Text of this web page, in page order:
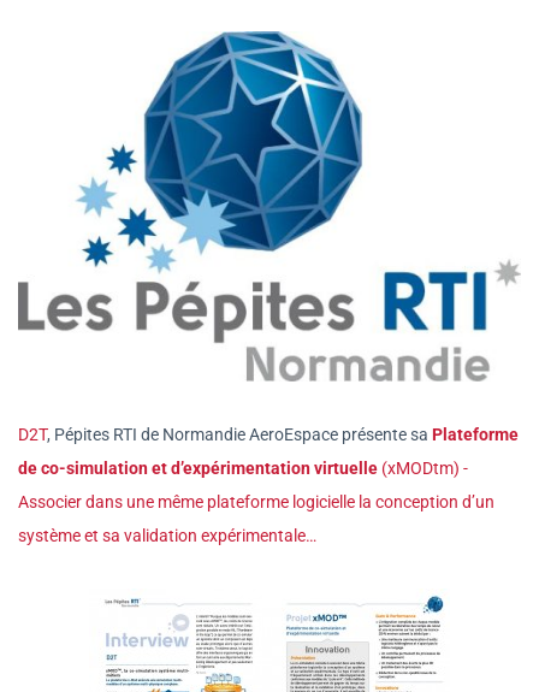
D2T, Pépites RTI de Normandie AeroEspace présente sa Plateforme
de co-simulation et d’expérimentation virtuelle (xMODtm) -
Associer dans une même plateforme logicielle la conception d’un
système et sa validation expérimentale…